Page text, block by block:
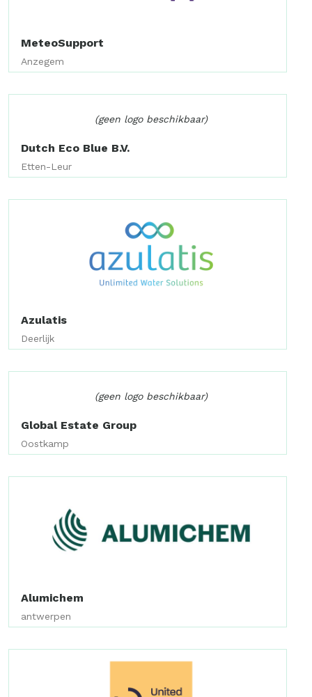
MeteoSupport
Anzegem
(geen logo beschikbaar)
Dutch Eco Blue B.V.
Etten-Leur
Azulatis
Deerlijk
(geen logo beschikbaar)
Global Estate Group
Oostkamp
Alumichem
antwerpen